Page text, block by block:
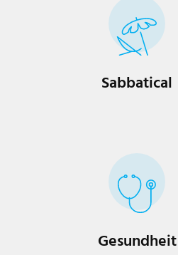
Sabbatical
Gesundheit